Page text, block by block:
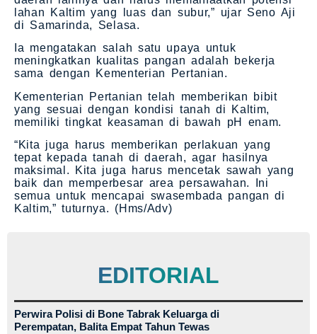
lahan Kaltim yang luas dan subur,” ujar Seno Aji
di Samarinda, Selasa.
Ia mengatakan salah satu upaya untuk
meningkatkan kualitas pangan adalah bekerja
sama dengan Kementerian Pertanian.
Kementerian Pertanian telah memberikan bibit
yang sesuai dengan kondisi tanah di Kaltim,
memiliki tingkat keasaman di bawah pH enam.
“Kita juga harus memberikan perlakuan yang
tepat kepada tanah di daerah, agar hasilnya
maksimal. Kita juga harus mencetak sawah yang
baik dan memperbesar area persawahan. Ini
semua untuk mencapai swasembada pangan di
Kaltim,” tuturnya. (Hms/Adv)
EDITORIAL
Perwira Polisi di Bone Tabrak Keluarga di
Perempatan, Balita Empat Tahun Tewas